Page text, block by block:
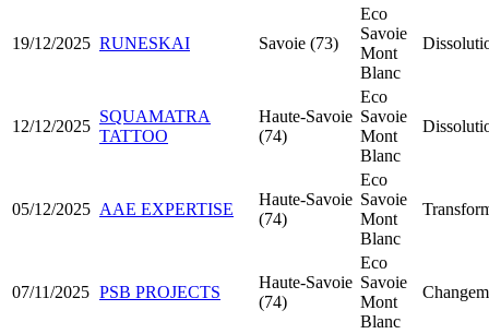
19/12/2025 RUNESKAI Savoie (73)
Eco
Savoie
Mont
Blanc
12/12/2025
SQUAMATRA
TATTOO
Haute-Savoie
(74)
Eco
Savoie
Mont
Blanc
05/12/2025 AAE EXPERTISE
Haute-Savoie
(74)
Eco
Savoie
Mont
Blanc
07/11/2025 PSB PROJECTS
Haute-Savoie
(74)
Eco
Savoie
Mont
Blanc